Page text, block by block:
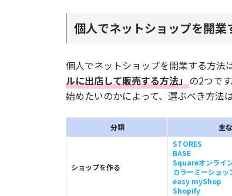
Yahoo！ショッピング - 集客力を
販売する商品とターゲットを決め
必要な情報や素材を準備する
法的手続きと必要な許可を確認す
商品ページを作成する
決済方法と配送方法を設定する
テスト購入をして公開する
個人でネットショップを開業
個人でネットショップを開業する方法
ルに出店して販売する方法」の2つで
始めたいのかによって、選ぶべき方法
分類 主
ショップを作る
STORES
BASE
Squareオンライ
カラーミーショッ
easy myShop
Shopify